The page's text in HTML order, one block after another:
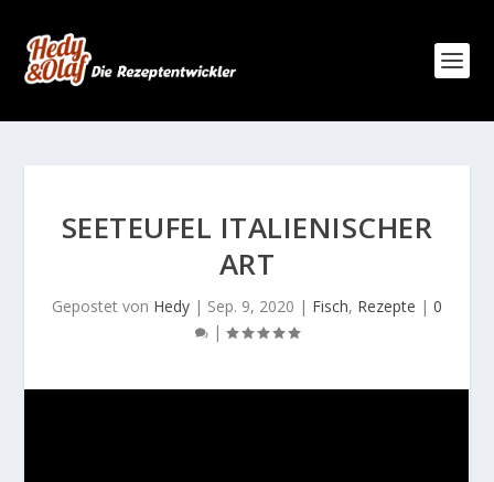
SEETEUFEL ITALIENISCHER
ART
Gepostet von Hedy | Sep. 9, 2020 | Fisch, Rezepte | 0
|